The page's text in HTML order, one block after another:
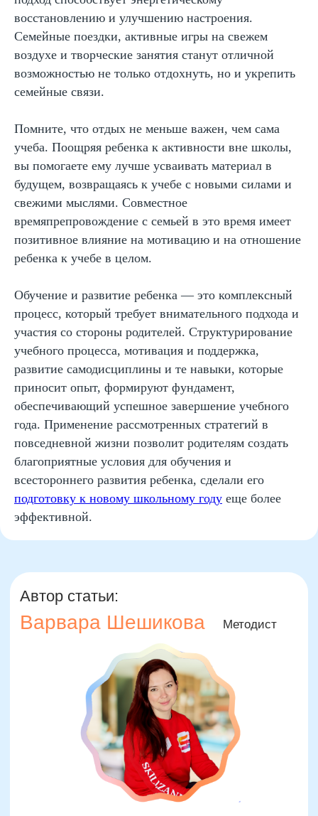
восстановлению и улучшению настроения.
Семейные поездки, активные игры на свежем
воздухе и творческие занятия станут отличной
возможностью не только отдохнуть, но и укрепить
семейные связи.
Помните, что отдых не меньше важен, чем сама
учеба. Поощряя ребенка к активности вне школы,
вы помогаете ему лучше усваивать материал в
будущем, возвращаясь к учебе с новыми силами и
свежими мыслями. Совместное
времяпрепровождение с семьей в это время имеет
позитивное влияние на мотивацию и на отношение
ребенка к учебе в целом.
Обучение и развитие ребенка — это комплексный
процесс, который требует внимательного подхода и
участия со стороны родителей. Структурирование
учебного процесса, мотивация и поддержка,
развитие самодисциплины и те навыки, которые
приносит опыт, формируют фундамент,
обеспечивающий успешное завершение учебного
года. Применение рассмотренных стратегий в
повседневной жизни позволит родителям создать
благоприятные условия для обучения и
всестороннего развития ребенка, сделали его
подготовку к новому школьному году еще более
эффективной.
Только до 7 августа
−20% на любой абонемент
+ второй курс в подарок*
Политика конфиденциальности
Красивый почерк
Написание сочинений
Русский язык
Положение о проведении акции
Отзывы
Лицензия на образование
Тарифы
Реферальная программа
Материнский капитал
Вакансии
О школе
Структура и органы управления
Организация и осуществление образовательной
деятельности по программе доп. образования
ДОПОЛНИТЕЛЬНОГО ОБРАЗОВАНИЯ "ШКОЛА
Телефон: +7 (800) 100-11-43, Почта: anodo@skillzania.ru
Сайт Минобрнауки России
Сайт Минпросвещения России
Публичная оферта